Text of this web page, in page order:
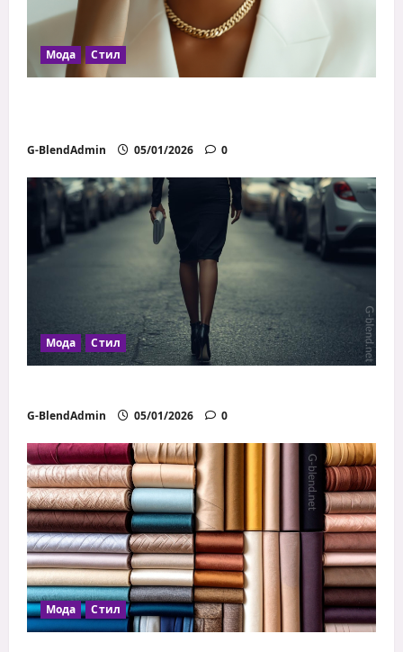
Мода Стил
G-BlendAdmin 05/01/2026 0
Мода Стил
G-BlendAdmin 05/01/2026 0
Мода Стил